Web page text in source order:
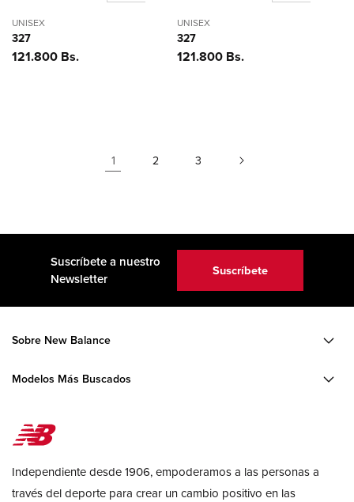
UNISEX
327
Precio
121.800 Bs.
UNISEX
327
Precio
121.800 Bs.
1 2 3
Suscríbete a nuestro
Newsletter
Suscríbete
Sobre New Balance
Modelos Más Buscados
Independiente desde 1906, empoderamos a las personas a
través del deporte para crear un cambio positivo en las